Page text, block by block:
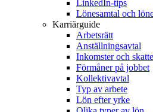
LinkedIn-tips
Lönesamtal och
Karriärguide
Arbetsrätt
Anställningsavtal
Inkomster och
Förmåner på jobbet
Kollektivavtal
Typ av arbete
Lön efter yrke